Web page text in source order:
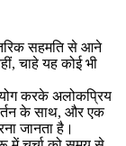
सहमति से आने
चाहे यह कोई भी
करके अलोकप्रिय
के साथ, और एक
जानता है।